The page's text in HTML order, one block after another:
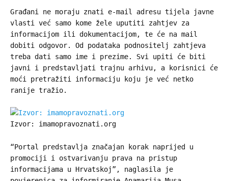
Građani ne moraju znati e-mail adresu tijela javne
vlasti već samo kome žele uputiti zahtjev za
informacijom ili dokumentacijom, te će na mail
dobiti odgovor. Od podataka podnositelj zahtjeva
treba dati samo ime i prezime. Svi upiti će biti
javni i predstavljati trajnu arhivu, a korisnici će
moći pretražiti informaciju koju je već netko
ranije tražio.
Izvor: imamopravoznati.org
“Portal predstavlja značajan korak naprijed u
promociji i ostvarivanju prava na pristup
informacijama u Hrvatskoj”, naglasila je